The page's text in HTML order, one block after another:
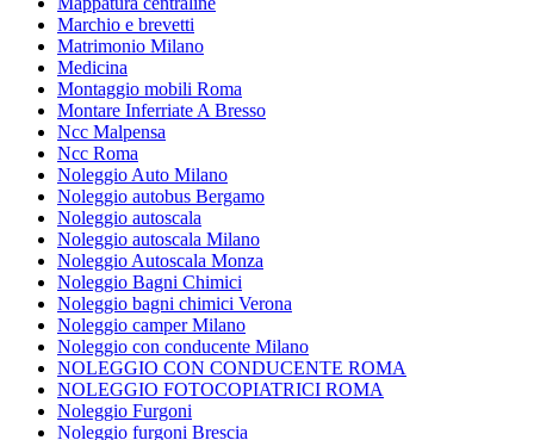
Marchio e brevetti
Matrimonio Milano
Medicina
Montaggio mobili Roma
Montare Inferriate A Bresso
Ncc Malpensa
Ncc Roma
Noleggio Auto Milano
Noleggio autobus Bergamo
Noleggio autoscala
Noleggio autoscala Milano
Noleggio Autoscala Monza
Noleggio Bagni Chimici
Noleggio bagni chimici Verona
Noleggio camper Milano
Noleggio con conducente Milano
NOLEGGIO CON CONDUCENTE ROMA
NOLEGGIO FOTOCOPIATRICI ROMA
Noleggio Furgoni
Noleggio furgoni Brescia